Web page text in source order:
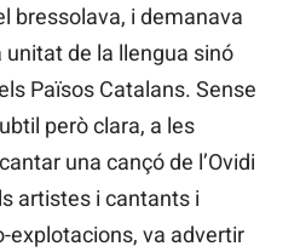
bressolava, i demanava
de la llengua sinó
Països Catalans. Sense
però clara, a les
una cançó de l’Ovidi
artistes i cantants i
explotacions, va advertir